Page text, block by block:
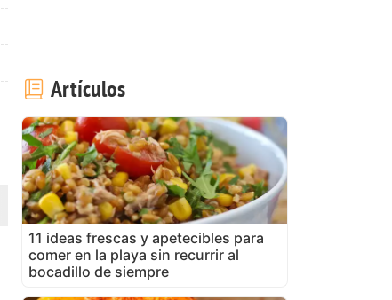
Artículos
11 ideas frescas y apetecibles para
comer en la playa sin recurrir al
bocadillo de siempre